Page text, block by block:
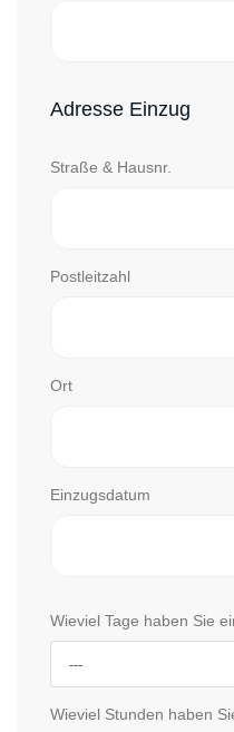
Adresse Einzug
Straße & Hausnr.
Postleitzahl
Ort
Einzugsdatum
Wieviel Tage haben Sie
Wieviel Stunden haben